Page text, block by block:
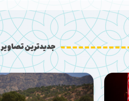
جدیدترین تصاویر